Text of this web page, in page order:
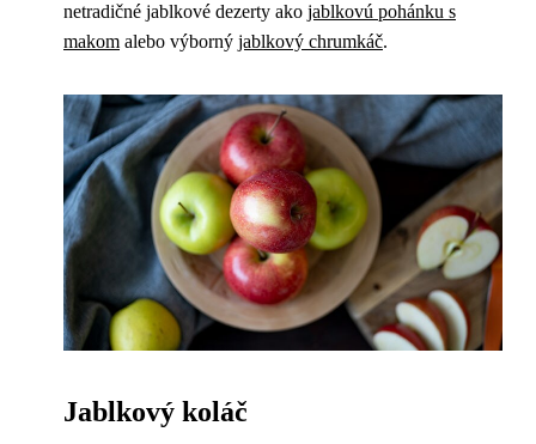
netradičné jablkové dezerty ako jablkovú pohánku s
makom alebo výborný jablkový chrumkáč.
Jablkový koláč